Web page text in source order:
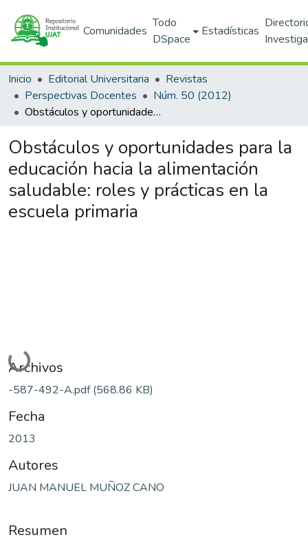
Comunidades
Todo
DSpace
Estadísticas
Inicio Editorial Universitaria
Revistas
Perspectivas Docentes
Núm. 50 (2012)
Obstáculos y oportunidades para la educación hacia la alimentación saludable: roles y prácticas en la escuela primaria
Obstáculos y oportunidades para la
educación hacia la alimentación
saludable: roles y prácticas en la
escuela primaria
Cargando...
Archivos
-587-492-A.pdf(568.86 KB)
Fecha
2013
Autores
JUAN MANUEL MUÑOZ CANO
Resumen